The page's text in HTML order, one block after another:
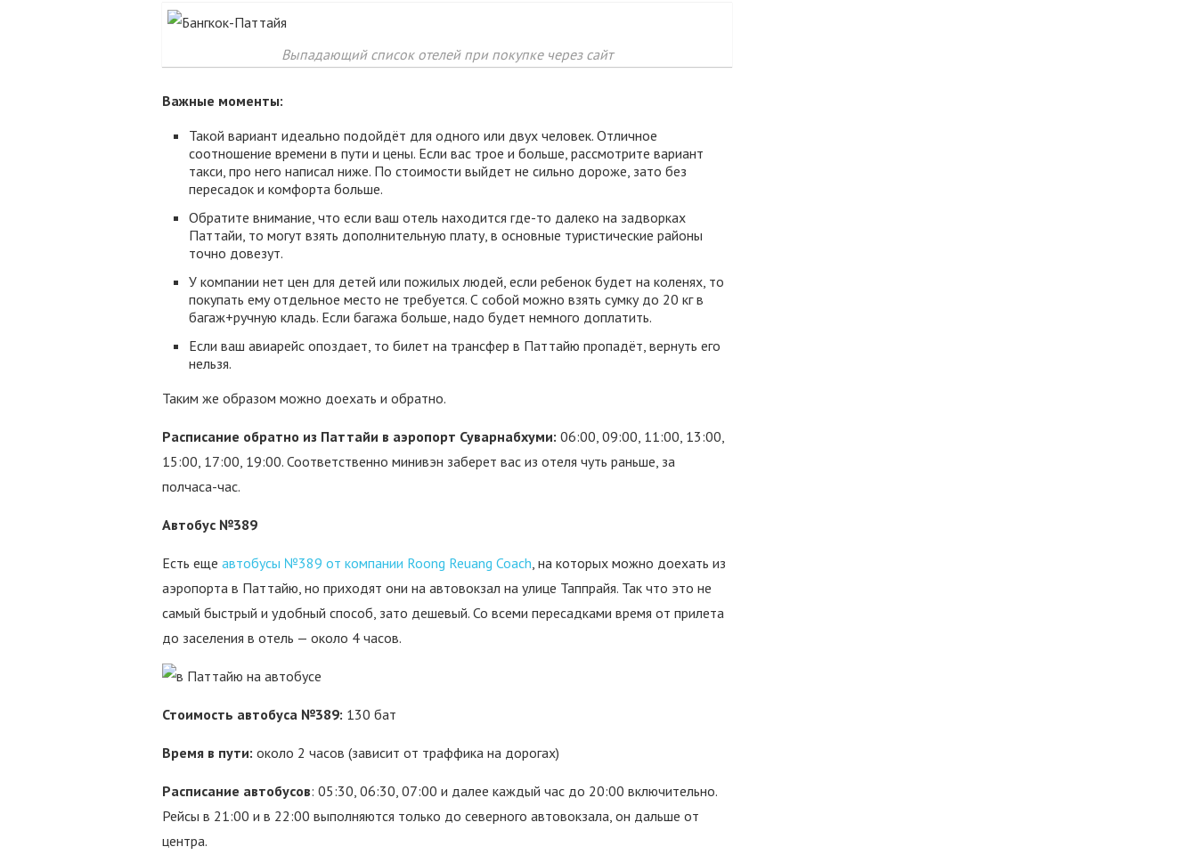
Выпадающий список отелей при покупке через сайт
Важные моменты:
Такой вариант идеально подойдёт для одного или двух человек. Отличное
соотношение времени в пути и цены. Если вас трое и больше, рассмотрите вариант
такси, про него написал ниже. По стоимости выйдет не сильно дороже, зато без
пересадок и комфорта больше.
Обратите внимание, что если ваш отель находится где-то далеко на задворках
Паттайи, то могут взять дополнительную плату, в основные туристические районы
точно довезут.
У компании нет цен для детей или пожилых людей, если ребенок будет на коленях, то
покупать ему отдельное место не требуется. С собой можно взять сумку до 20 кг в
багаж+ручную кладь. Если багажа больше, надо будет немного доплатить.
Если ваш авиарейс опоздает, то билет на трансфер в Паттайю пропадёт, вернуть его
нельзя.
Таким же образом можно доехать и обратно.
Расписание обратно из Паттайи в аэропорт Суварнабхуми: 06:00, 09:00, 11:00, 13:00,
15:00, 17:00, 19:00. Соответственно минивэн заберет вас из отеля чуть раньше, за
полчаса-час.
Автобус №389
Есть еще автобусы №389 от компании Roong Reuang Coach , на которых можно доехать из
аэропорта в Паттайю, но приходят они на автовокзал на улице Таппрайя. Так что это не
самый быстрый и удобный способ, зато дешевый. Со всеми пересадками время от прилета
до заселения в отель — около 4 часов.
Стоимость автобуса №389: 130 бат
Время в пути: около 2 часов (зависит от траффика на дорогах)
Расписание автобусов: 05:30, 06:30, 07:00 и далее каждый час до 20:00 включительно.
Рейсы в 21:00 и в 22:00 выполняются только до северного автовокзала, он дальше от
центра.